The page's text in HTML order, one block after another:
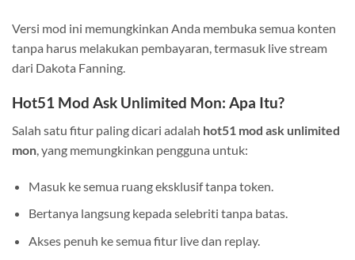
Versi mod ini memungkinkan Anda membuka semua konten
tanpa harus melakukan pembayaran, termasuk live stream
dari Dakota Fanning.
Hot51 Mod Ask Unlimited Mon: Apa Itu?
Salah satu fitur paling dicari adalah hot51 mod ask unlimited
mon, yang memungkinkan pengguna untuk:
Masuk ke semua ruang eksklusif tanpa token.
Bertanya langsung kepada selebriti tanpa batas.
Akses penuh ke semua fitur live dan replay.